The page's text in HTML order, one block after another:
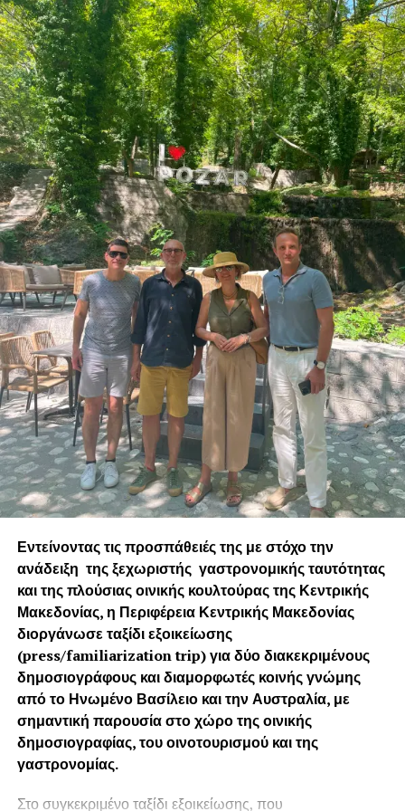
Εντείνοντας τις προσπάθειές της με στόχο την
ανάδειξη της ξεχωριστής γαστρονομικής ταυτότητας
και της πλούσιας οινικής κουλτούρας της Κεντρικής
Μακεδονίας, η Περιφέρεια Κεντρικής Μακεδονίας
διοργάνωσε ταξίδι εξοικείωσης
(press/familiarizationtrip) για δύο διακεκριμένους
δημοσιογράφους και διαμορφωτές κοινής γνώμης
από το Ηνωμένο Βασίλειο και την Αυστραλία, με
σημαντική παρουσία στο χώρο της οινικής
δημοσιογραφίας, του οινοτουρισμού και της
γαστρονομίας.
Στο συγκεκριμένο ταξίδι εξοικείωσης, που